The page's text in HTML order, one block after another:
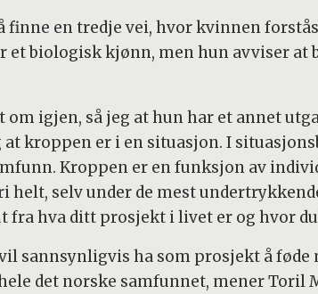
finne en tredje vei, hvor kvinnen
et biologisk kjønn, men hun avviser
om igjen, så jeg at hun har et annet
kroppen er i en situasjon. I
Kroppen er en funksjon av
selv under de mest
fra hva ditt prosjekt i livet er og hvor
sannsynligvis ha som prosjekt å
det norske samfunnet, mener Toril